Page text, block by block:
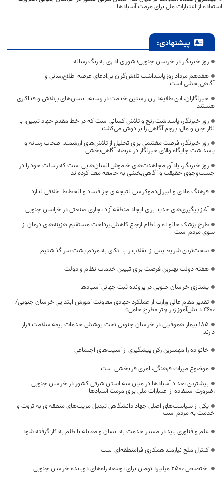
استفاده از اعتبارات ملی برای مرمت آسبادها
پیشنهادی:
روز خبرنگار در خراسان جنوبی؛ شورای اداری به رنگ رسانه
هفدهم مرداد روز پاسداشت تلاش‌گران بی‌ادعای عرصه اطلاع‌رسانی و
آگاهی‌بخشی است
خبرنگاران، این طلایه‌داران راستین خدمت در رسانه، انسان‌های پرتلاش و فداکاری
هستند
روز خبرنگار، پاسداشت رنج و تلاش کسانی است که در خط مقدم جهاد تبیین، با
نثار جان و مال، پرچم آگاهی را بر دوش می‌کشند
روز خبرنگار، فرصت مغتنمی برای تجلیل از تلاش‌های ارزشمند اصحاب رسانه و
پاسداشت جایگاه والای خبرنگار در عرصه آگاهی‌بخشی
روز خبرنگار، یادآور مجاهدت‌های خاموش انسان‌هایی است که رسالت خود را در
جست‌وجوی حقیقت و آگاهی‌بخشی به جامعه معنا کرده‌اند
فرهنگ مادی و لیبرال‌دموکراسی نتیجه‌ای جز فساد و انحطاط اخلاقی ندارد
آغاز پیگیری‌های جدید برای ایجاد منطقه آزاد تجاری صنعتی در خراسان جنوبی
طرح پزشک خانواده و نظام ارجاع کاهش پرداخت مستقیم هزینه‌های درمان از
سوی مردم است
سخت‌ترین شرایط پس از انقلاب را با اتکای به مردم پشت سر گذاشتیم
هفته دولت بهترین فرصت برای تبیین خدمات نظام و دولت
یشتازی خراسان جنوبی در پرونده ثبت جهانی آسبادها
تقدیر مقام عالی وزارت از عملکرد جهادی معاونت آموزش ابتدایی خراسان جنوبی/
۴۶۰۰ دانش‌آموز زیر چتر «طرح حامی»
۱۸۵ بیمار هموفیلی در خراسان جنوبی تحت پوشش خدمات بیمه سلامت قرار
دارند
خانواده را مهمترین رکن پیشگیری از آسیب‌های اجتماعی
موضوع میراث فرهنگی، امری فرابخشی است
بیشترین تعداد آسبادها در میان سه استان شرقی کشور در خراسان جنوبی
،ضرورت استفاده از اعتبارات ملی برای مرمت آسبادها
یکی از سیاست‌های اصلی جهاد دانشگاهی تبدیل مزیت‌های منطقه‌ای به ثروت و
خدمت به مردم است
علم و فناوری باید در مسیر خدمت به انسان و مقابله با ظلم به کار گرفته شود
کنترل ملخ نیازمند همکاری فرامنطقه‌ای است
اختصاص 2500 میلیارد تومان برای توسعه راه‌های دوبانده خراسان جنوبی